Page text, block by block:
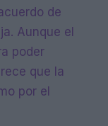
de
Aunque el
poder
que la
por el